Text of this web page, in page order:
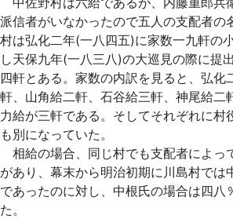
派信者がいなかったので五人の支配者の
村は弘化二年(一八四五)に家数一九軒の
し天保九年(一八三八)の大巡見の際に提
四軒とある。家数の内訳を見ると、弘化
軒、山角給二軒、石谷給三軒、神尾給二
力給が三軒である。そしてそれぞれに村
も別になっていた。
相給の場合、同じ村でも支配者によっ
があり、幕末から明治初期に川島村では
であったのに対し、中根氏の場合は四八
た。